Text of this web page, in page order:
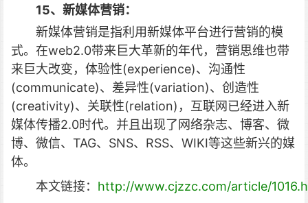
15、新媒体营销：
新媒体营销是指利用新媒体平台进行营销的模
式。在web2.0带来巨大革新的年代，营销思维也带
来巨大改变，体验性(experience)、沟通性
(communicate)、差异性(variation)、创造性
(creativity)、关联性(relation)，互联网已经进入新
媒体传播2.0时代。并且出现了网络杂志、博客、微
博、微信、TAG、SNS、RSS、WIKI等这些新兴的媒
体。
本文链接： http://www.cjzzc.com/article/